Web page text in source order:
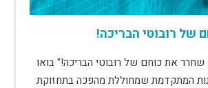
של רובוטי הבריכה!
שחרר את כוחם של רובוטי הבריכה!" בואו
המתקדמת שמחוללת מהפכה בתחזוקת